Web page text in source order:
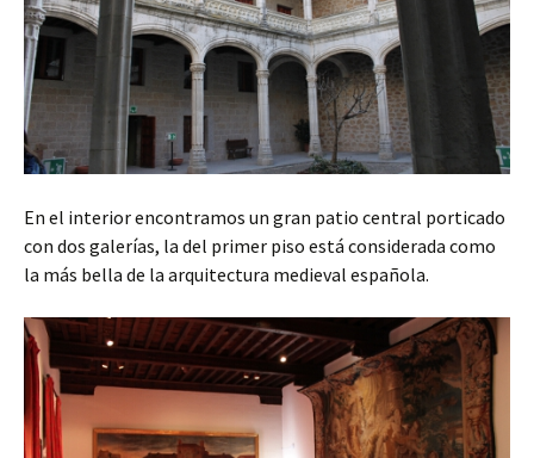
En el interior encontramos un gran patio central porticado
con dos galerías, la del primer piso está considerada como
la más bella de la arquitectura medieval española.